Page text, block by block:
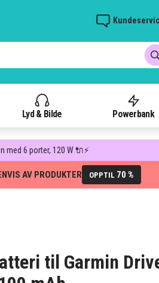
Lyd & Bilde Powerbank
med 6 porter, 120 W 🔌⚡
AV PRODUKTER OPPTIL 70 %
til Garmin